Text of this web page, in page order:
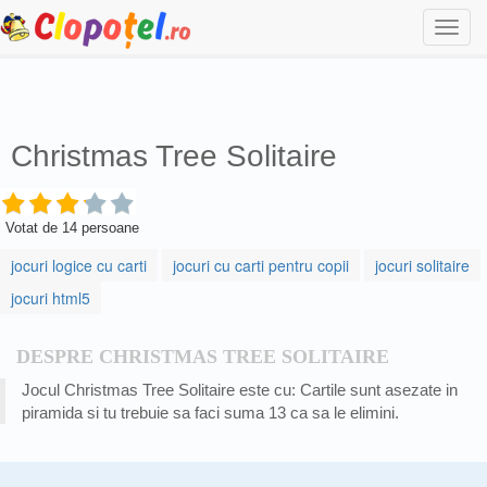
Christmas Tree Solitaire
Votat de 14 persoane
jocuri logice cu carti jocuri cu carti pentru copii
jocuri solitaire
jocuri html5
DESPRE CHRISTMAS TREE SOLITAIRE
Jocul Christmas Tree Solitaire este cu: Cartile sunt asezate in
piramida si tu trebuie sa faci suma 13 ca sa le elimini.